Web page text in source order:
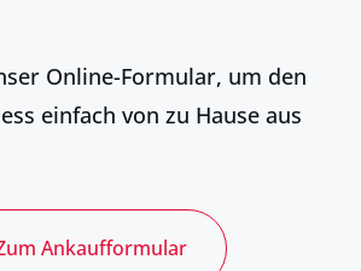
Online-Formular, um den
einfach von zu Hause aus
Ankaufformular